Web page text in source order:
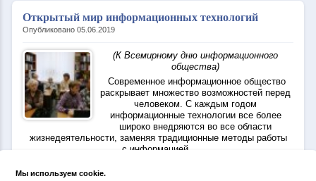
Открытый мир информационных технологий
Опубликовано 05.06.2019
(К Всемирному дню информационного
общества)
Современное информационное общество
раскрывает множество возможностей перед
человеком. С каждым годом
информационные технологии все более
широко внедряются во все области
жизнедеятельности, заменяя традиционные методы работы
с информацией.
Мы используем cookie.